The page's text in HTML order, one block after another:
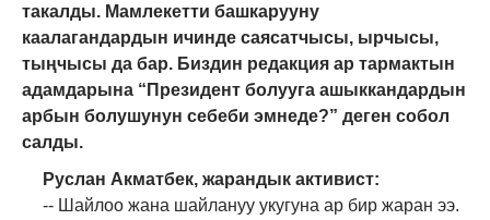
такалды. Мамлекетти башкарууну
каалагандардын ичинде саясатчысы, ырчысы,
тыңчысы да бар. Биздин редакция ар тармактын
адамдарына “Президент болууга ашыккандардын
арбын болушунун себеби эмнеде?” деген собол
салды.
Руслан Акматбек, жарандык активист:
-- Ш айлоо жана шайлануу укугуна ар бир жаран ээ.